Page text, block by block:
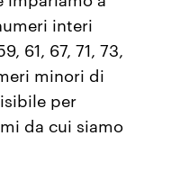
interi
61, 67, 71, 73,
minori di
per
da cui siamo